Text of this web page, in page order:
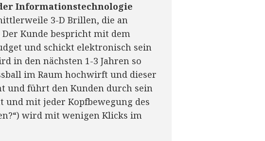
Informationstechnologie
3-D Brillen, die an
Kunde bespricht mit dem
und schickt elektronisch sein
in den nächsten 1-3 Jahren so
im Raum hochwirft und dieser
und führt den Kunden durch sein
und mit jeder Kopfbewegung des
wird mit wenigen Klicks im